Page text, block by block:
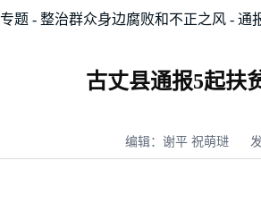
题 整治群众身边腐败和不正之风 通
古丈县通报5起扶
编辑：谢平 祝萌琎